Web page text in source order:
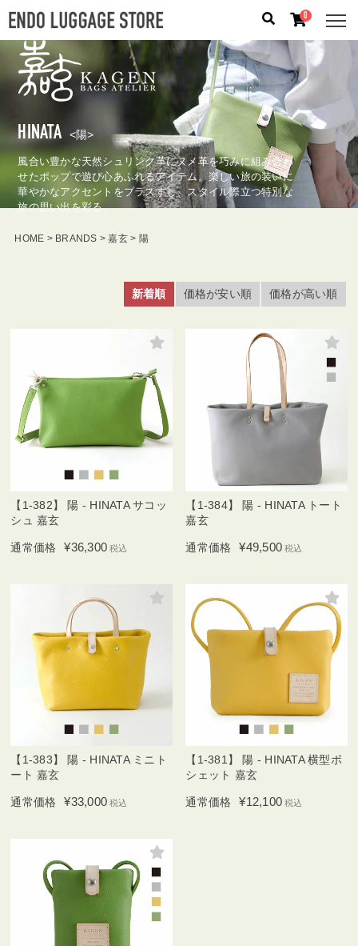
人気のキーワード：誕生日プレゼント/フリクエン タ
ー/
カテゴリから探す
ブランドから探す
円 〜 円
0
HINATA <陽>
風合い豊かな天然シュリンク革にヌメ革を巧みに組み合わ
せたポップで遊び心あふれるアイテム。楽しい旅の装いに
華やかなアクセントをプラスすし、スタイル際立つ特別な
旅の思い出を彩る。
HOME BRANDS 嘉玄 陽
価格が安い順 価格が高い順
新着順
【1-382】 陽 - HINATA サコッ
シュ 嘉玄
通常価格 ¥36,300 税込
【1-384】 陽 - HINATA トート
嘉玄
通常価格 ¥49,500 税込
【1-383】 陽 - HINATA ミニト
ート 嘉玄
通常価格 ¥33,000 税込
【1-381】 陽 - HINATA 横型ポ
シェット 嘉玄
通常価格 ¥12,100 税込